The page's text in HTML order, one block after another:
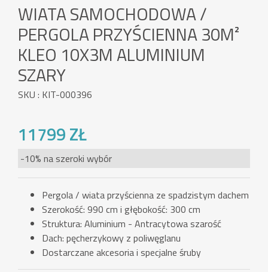
WIATA SAMOCHODOWA /
PERGOLA PRZYŚCIENNA 30M²
KLEO 10X3M ALUMINIUM
SZARY
SKU : KIT-000396
11799 ZŁ
-10% na szeroki wybór
Pergola / wiata przyścienna ze spadzistym dachem
Szerokość: 990 cm i głębokość: 300 cm
Struktura: Aluminium - Antracytowa szarość
Dach: pęcherzykowy z poliwęglanu
Dostarczane akcesoria i specjalne śruby